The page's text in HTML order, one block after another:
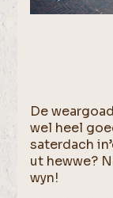
De
wel heel
saterdach
ut hewwe?
wyn!